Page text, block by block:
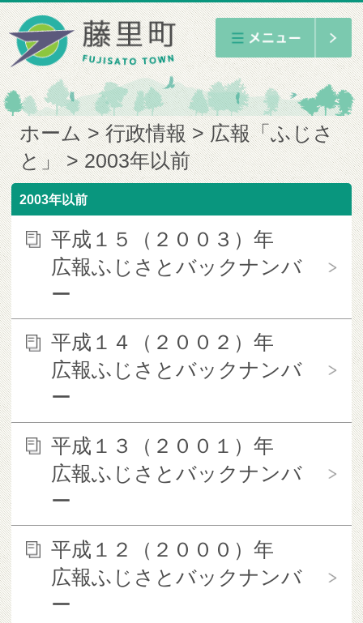
ホーム 行政情報
広報「ふじさ
と」
2003年以前
2003年以前
平成１５（２００３）年
広報ふじさとバックナンバ
ー
平成１４（２００２）年
広報ふじさとバックナンバ
ー
平成１３（２００１）年
広報ふじさとバックナンバ
ー
平成１２（２０００）年
広報ふじさとバックナンバ
ー